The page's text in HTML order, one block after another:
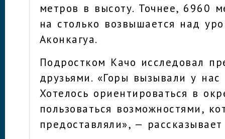
метров в высоту. Точнее, 6960
на столько возвышается над
Аконкагуа.
Подростком Качо исследовал
друзьями. «Горы вызывали у нас
Хотелось ориентироваться в
пользоваться возможностями,
предоставляли», —